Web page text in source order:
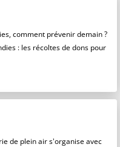
comment prévenir demain ?
: les récoltes de dons pour
de plein air s'organise avec